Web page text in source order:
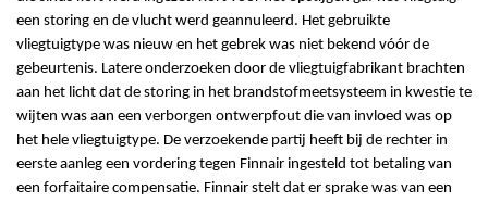
een storing en de vlucht werd geannuleerd. Het gebruikte
vliegtuigtype was nieuw en het gebrek was niet bekend vóór de
gebeurtenis. Latere onderzoeken door de vliegtuigfabrikant brachten
aan het licht dat de storing in het brandstofmeetsysteem in kwestie te
wijten was aan een verborgen ontwerpfout die van invloed was op
het hele vliegtuigtype. De verzoekende partij heeft bij de rechter in
eerste aanleg een vordering tegen Finnair ingesteld tot betaling van
een forfaitaire compensatie. Finnair stelt dat er sprake was van een